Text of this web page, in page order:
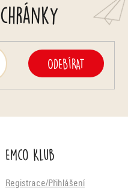
ODEBÍRAT
Emco Klub
Registrace/Přihlášení